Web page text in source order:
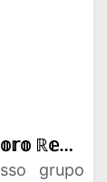
⚜️𝔸𝕞𝕚𝕫𝕒𝕕𝕖𝕤/ ℂ𝕒𝕤𝕒𝕝 𝕗𝕚𝕔 / ℕ𝕒𝕞𝕠𝕣𝕠 ℝ𝕖𝕒𝕝🌈💘
grupo